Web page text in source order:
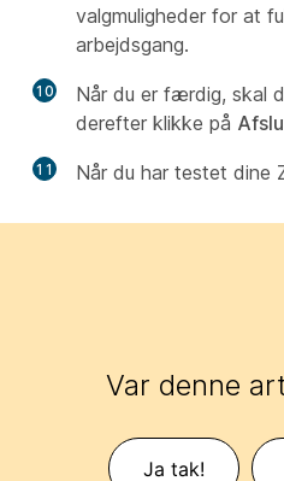
valgmuligheder for at
arbejdsgang.
10 Når du er færdig, skal
derefter klikke på
11 Når du har testet dine
Var denne
Ja tak!